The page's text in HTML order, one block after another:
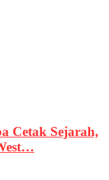
Cetak Sejarah,